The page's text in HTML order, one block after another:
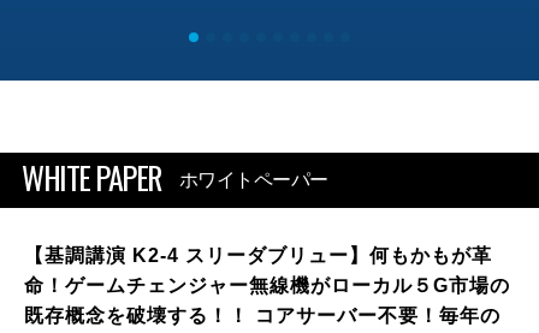
WHITE PAPER ホワイトペーパー
【基調講演 K2-4 スリーダブリュー】何もかもが革
命！ゲームチェンジャー無線機がローカル５G市場の
既存概念を破壊する！！ コアサーバー不要！毎年の